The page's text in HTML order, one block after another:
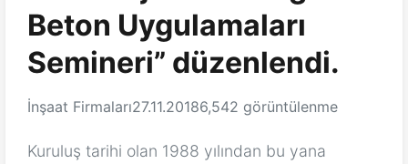
Beton Uygulamaları
Semineri” düzenlendi.
İnşaat Firmaları27.11.20186,542 görüntülenme
Kuruluş tarihi olan 1988 yılından bu yana